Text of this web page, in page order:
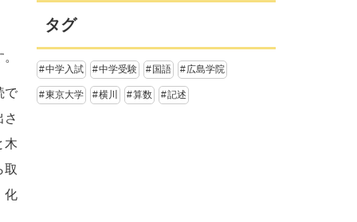
で
さ
木
取
化
タグ
中学入試 中学受験 国語 広島学院
東京大学 横川 算数 記述